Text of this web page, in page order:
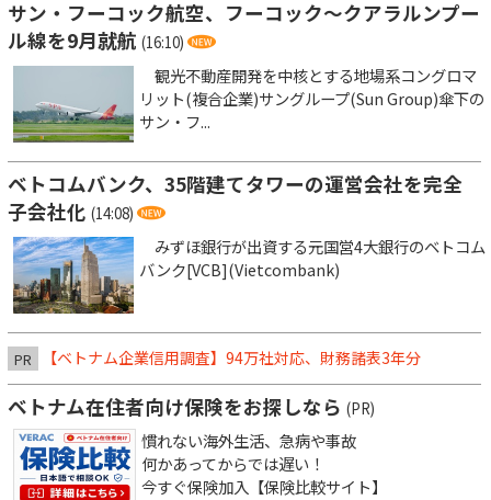
サン・フーコック航空、フーコック～クアラルンプー
ル線を9月就航 (16:10)
観光不動産開発を中核とする地場系コングロマ
リット(複合企業)サングループ(Sun Group)傘下の
サン・フ...
ベトコムバンク、35階建てタワーの運営会社を完全
子会社化 (14:08)
みずほ銀行が出資する元国営4大銀行のベトコム
バンク[VCB](Vietcombank)
PR 【ベトナム企業信用調査】94万社対応、財務諸表3年分
ベトナム在住者向け保険をお探しなら (PR)
慣れない海外生活、急病や事故
何かあってからでは遅い！
今すぐ保険加入【保険比較サイト】